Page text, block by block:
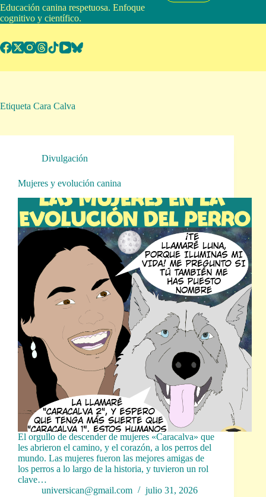
Educación canina respetuosa. Enfoque
cognitivo y científico.
Etiqueta Cara Calva
Divulgación
Mujeres y evolución canina
El orgullo de descender de mujeres «Caracalva» que
les abrieron el camino, y el corazón, a los perros del
mundo. Las mujeres fueron las mejores amigas de
los perros a lo largo de la historia, y tuvieron un rol
clave…
universican@gmail.com
julio 31, 2026